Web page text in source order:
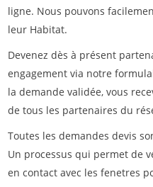
ligne. Nous pouvons
leur Habitat.
Devenez dès à présent
engagement via notre
la demande validée, vous
de tous les partenaires du
Toutes les demandes devis
Un processus qui permet de
en contact avec les fenetres